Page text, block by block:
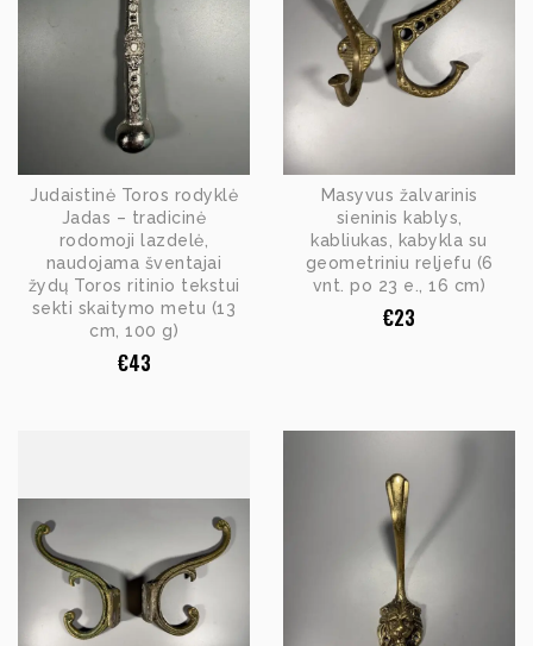
Judaistinė Toros rodyklė
Jadas – tradicinė
rodomoji lazdelė,
naudojama šventajai
žydų Toros ritinio tekstui
sekti skaitymo metu (13
cm, 100 g)
€43
Masyvus žalvarinis
sieninis kablys,
kabliukas, kabykla su
geometriniu reljefu (6
vnt. po 23 e., 16 cm)
€23